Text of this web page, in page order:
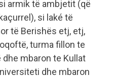
armik të ambjetit (që
si laké të
të Berishës etj, etj,
turma fillon te
mbaron te Kullat
dhe mbaron